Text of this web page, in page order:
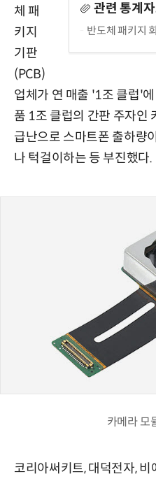
관련 통계
반도체 패키지 회사·
체 패
키지
기판
(PCB)
업체가 연 매출 '1조 클럽'
품 1조 클럽의 간판 주자인
급난으로 스마트폰 출하량
나 턱걸이하는 등 부진했다.
카메라 모
코리아써키트, 대덕전자,